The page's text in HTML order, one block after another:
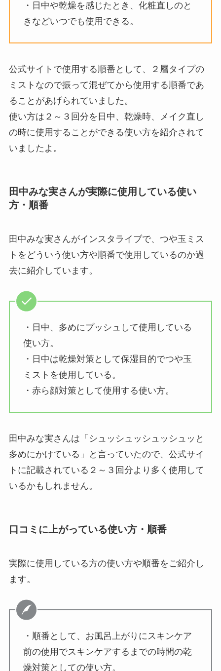
・日中や乾燥を感じたとき、化粧直しのと
きなどいつでも使用できる。
公式サイトで使用する順番として、２層タイプの
ミストなので振って混ぜてから使用する順番であ
ることがあげられていました。
使い方は２～３回分を日中、乾燥時、メイク直し
の時に使用することができる使い方を紹介されて
いましたよ。
田中みな実さんが実際に使用している使い
方・順番
田中みな実さんがインスタライブで、つや玉ミス
トをどういう使い方や順番で使用しているのか過
去に紹介しています。
・日中、多めにプッシュして使用している
使い方。
・日中は乾燥対策として保湿目的でつや玉
ミストを使用している。
・赤ら顔対策として使用する使い方。
田中みな実さんは「シュッシュッシュッシュッと
多めにかけている」と言っていたので、公式サイ
トに記載されている２～３回分より多く使用して
いるかもしれません。
口コミに上がっている使い方・順番
実際に使用している方の使い方や順番をご紹介し
ます。
・順番として、お風呂上がりにスキンケア
前の使用でスキンケアするまでの時間の乾
燥対策としての使い方。